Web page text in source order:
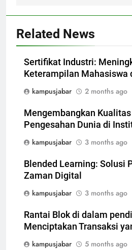
Related News
Sertifikat Industri:
Keterampilan Mahasiswa
kampusjabar
2 months ago
Mengembangkan
Pengesahan Dunia di
kampusjabar
3 months ago
Blended Learning: Solusi
Zaman Digital
kampusjabar
3 months ago
Rantai Blok di dalam
Menciptakan Transaksi
kampusjabar
5 months ago